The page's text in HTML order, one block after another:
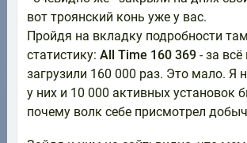
вот троянский конь уже у вас.
Пройдя на вкладку подробности
статистику: All Time 160 369- за всё
загрузили 160 000 раз. Это мало. Я
у них и 10 000 активных установок
почему волк себе присмотрел